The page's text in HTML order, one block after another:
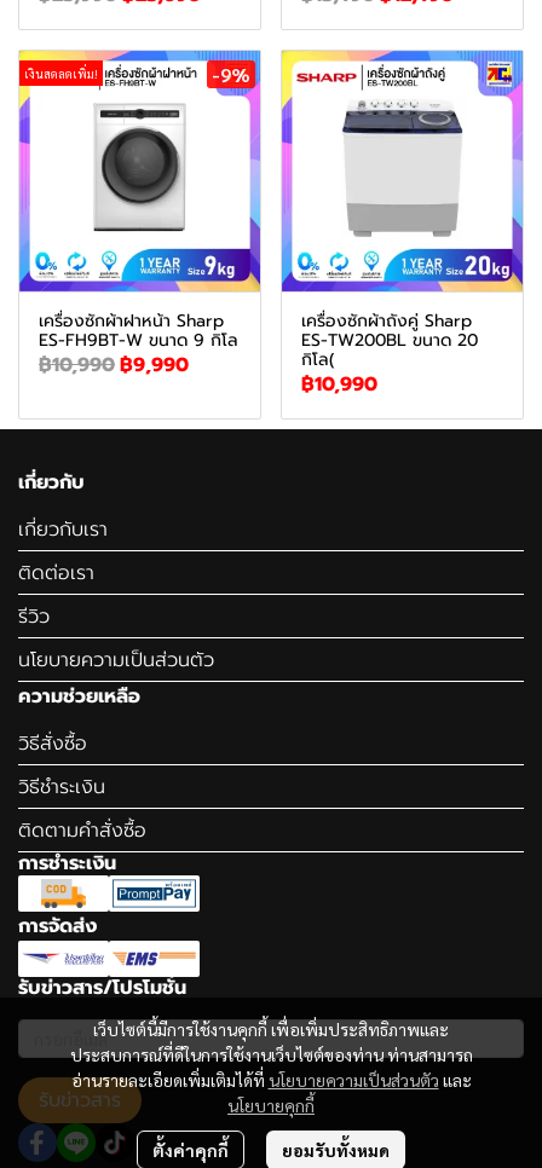
เงินสดลดเพิ่ม! -9%
เครื่องซักผ้าฝาหน้า Sharp
ES-FH9BT-W ขนาด 9 กิโล
฿10,990฿9,990
เครื่องซักผ้าถังคู่ Sharp
ES-TW200BL ขนาด 20
กิโล(
฿10,990
เว็บไซต์นี้มีการใช้งานคุกกี้ เพื่อเพิ่มประสิทธิภาพและ
ประสบการณ์ที่ดีในการใช้งานเว็บไซต์ของท่าน ท่านสามารถ
อ่านรายละเอียดเพิ่มเติมได้ที่ นโยบายความเป็นส่วนตัว และ
นโยบายคุกกี้
ตั้งค่าคุกกี้ ยอมรับทั้งหมด
เกี่ยวกับ
เกี่ยวกับเรา
ติดต่อเรา
รีวิว
นโยบายความเป็นส่วนตัว
ความช่วยเหลือ
วิธีสั่งซื้อ
วิธีชำระเงิน
ติดตามคำสั่งซื้อ
การชำระเงิน
การจัดส่ง
รับข่าวสาร/โปรโมชั่น
รับข่าวสาร